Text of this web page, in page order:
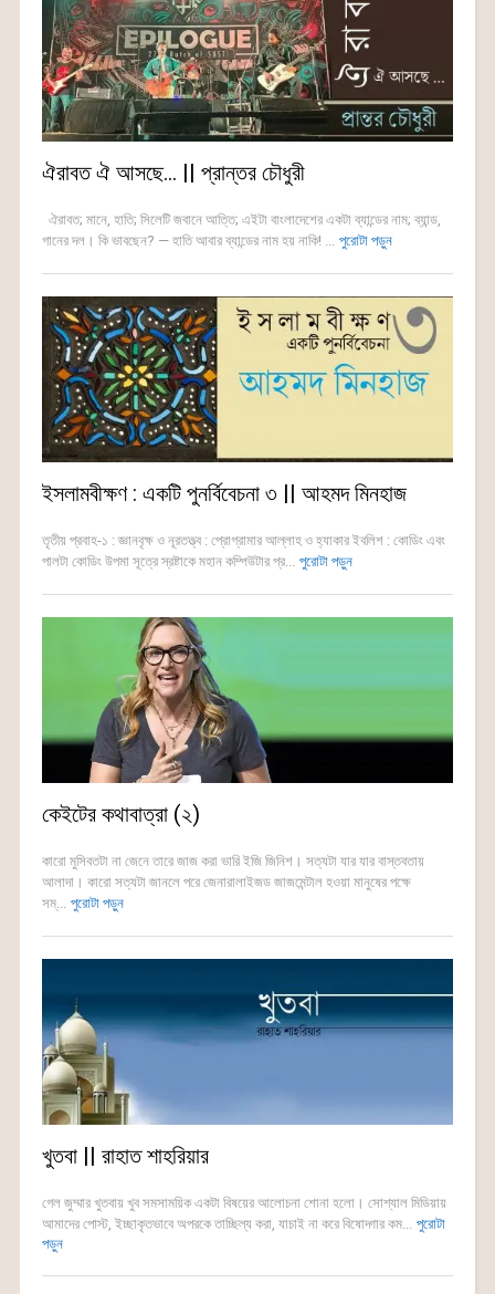
ঐরাবত ঐ আসছে… || প্রান্তর চৌধুরী
ঐরাবত; মানে, হাতি; সিলেটি জবানে আত্তি; এইটা বাংলাদেশের একটা ব্যান্ডের নাম; ব্যান্ড,
গানের দল। কি ভাবছেন? — হাতি আবার ব্যান্ডের নাম হয় নাকি! ... পুরোটা পড়ুন
ইসলামবীক্ষণ : একটি পুনর্বিবেচনা ৩ || আহমদ মিনহাজ
তৃতীয় প্রবাহ-১ : জ্ঞানবৃক্ষ ও নূরতত্ত্ব : প্রোগ্রামার আল্লাহ ও হ্যাকার ইবলিশ : কোডিং এবং
পালটা কোডিং উপমা সূত্রে স্রষ্টাকে মহান কম্পিউটার প্র... পুরোটা পড়ুন
কেইটের কথাবাত্রা (২)
কারো মুসিবতটা না জেনে তারে জাজ করা ভারি ইজি জিনিশ। সত্যটা যার যার বাস্তবতায়
আলাদা। কারো সত্যটা জানলে পরে জেনারালাইজড জাজমেন্টাল হওয়া মানুষের পক্ষে
সম্... পুরোটা পড়ুন
খুতবা || রাহাত শাহরিয়ার
গেল জুম্মার খুতবায় খুব সমসাময়িক একটা বিষয়ের আলোচনা শোনা হলো। সোশ্যাল মিডিয়ায়
আমাদের পোস্ট, ইচ্ছাকৃতভাবে অপরকে তাচ্ছিল্য করা, যাচাই না করে বিষোদ্গার কম... পুরোটা
পড়ুন